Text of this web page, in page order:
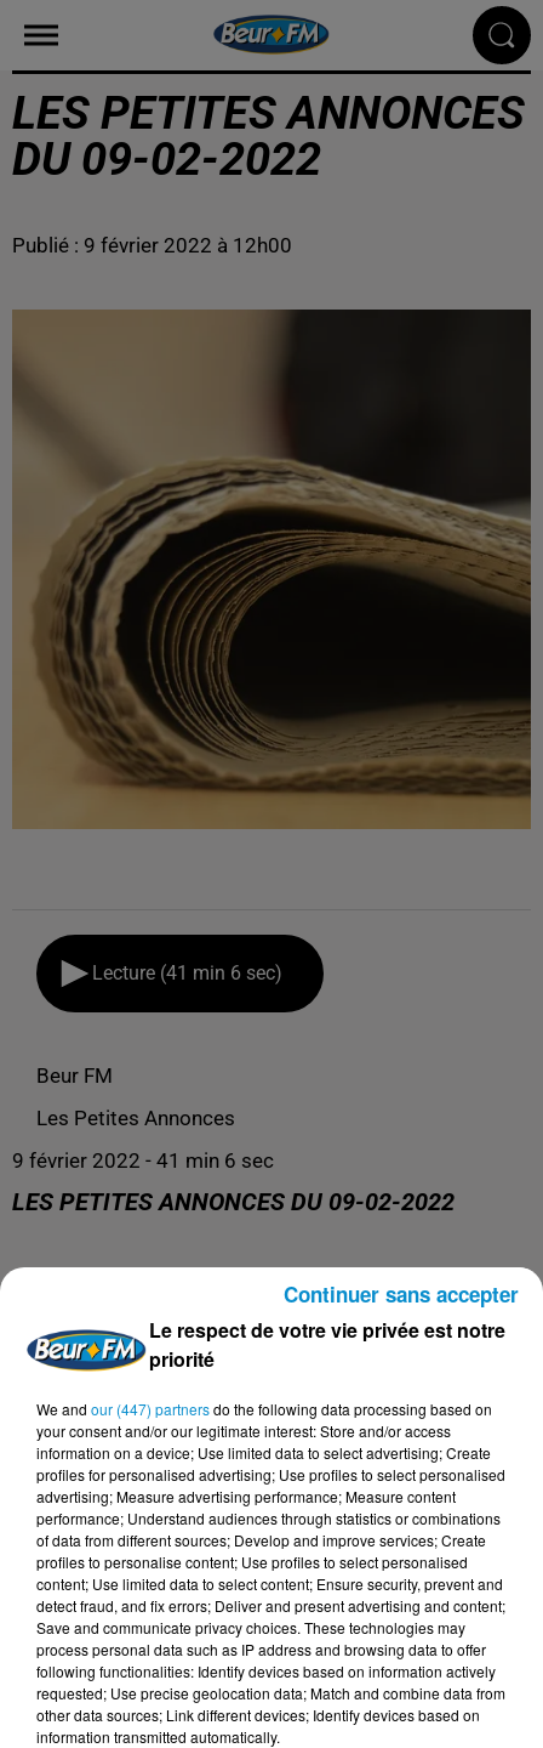
LES PETITES ANNONCES
DU 09-02-2022
Publié : 9 février 2022 à 12h00
Lecture (41 min 6 sec)
Beur FM
Les Petites Annonces
9 février 2022 - 41 min 6 sec
LES PETITES ANNONCES DU 09-02-2022
L'émission 100% services entre particuliers !
DERNIERS PODCASTS
24 juillet 2026
Les Zinformés - 24/07/26
Le respect de votre vie privée est notre
priorité
We and our (447) partnersdo the following data processing based on
your consent and/or our legitimate interest: Store and/or access
information on a device; Use limited data to select advertising; Create
profiles for personalised advertising; Use profiles to select personalised
advertising; Measure advertising performance; Measure content
performance; Understand audiences through statistics or combinations
of data from different sources; Develop and improve services; Create
profiles to personalise content; Use profiles to select personalised
content; Use limited data to select content; Ensure security, prevent and
detect fraud, and fix errors; Deliver and present advertising and content;
Save and communicate privacy choices. These technologies may
process personal data such as IP address and browsing data to offer
following functionalities: Identify devices based on information actively
requested; Use precise geolocation data; Match and combine data from
other data sources; Link different devices; Identify devices based on
information transmitted automatically.
Continuer sans accepter